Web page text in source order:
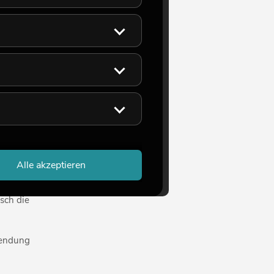
der
und
dies
die
Alle akzeptieren